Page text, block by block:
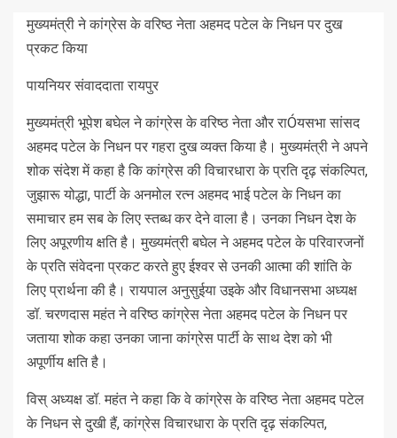
मुख्यमंत्री ने कांग्रेस के वरिष्ठ नेता अहमद पटेल के निधन पर दुख
प्रकट किया
पायनियर संवाददाता रायपुर
मुख्यमंत्री भूपेश बघेल ने कांग्रेस के वरिष्ठ नेता और राÓयसभा सांसद
अहमद पटेल के निधन पर गहरा दुख व्यक्त किया है। मुख्यमंत्री ने अपने
शोक संदेश में कहा है कि कांग्रेस की विचारधारा के प्रति दृढ़ संकल्पित,
जुझारू योद्धा, पार्टी के अनमोल रत्न अहमद भाई पटेल के निधन का
समाचार हम सब के लिए स्तब्ध कर देने वाला है। उनका निधन देश के
लिए अपूरणीय क्षति है। मुख्यमंत्री बघेल ने अहमद पटेल के परिवारजनों
के प्रति संवेदना प्रकट करते हुए ईश्वर से उनकी आत्मा की शांति के
लिए प्रार्थना की है। रायपाल अनुसुईया उइके और विधानसभा अध्यक्ष
डॉ. चरणदास महंत ने वरिष्ठ कांग्रेस नेता अहमद पटेल के निधन पर
जताया शोक कहा उनका जाना कांग्रेस पार्टी के साथ देश को भी
अपूर्णीय क्षति है।
विस् अध्यक्ष डॉ. महंत ने कहा कि वे कांग्रेस के वरिष्ठ नेता अहमद पटेल
के निधन से दुखी हैं, कांग्रेस विचारधारा के प्रति दृढ़ संकल्पित,